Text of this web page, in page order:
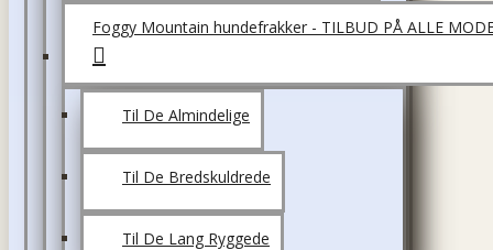
Foggy Mountain hundefrakker - TILBUD PÅ ALLE
Til De Almindelige
Til De Bredskuldrede
Til De Lang Ryggede